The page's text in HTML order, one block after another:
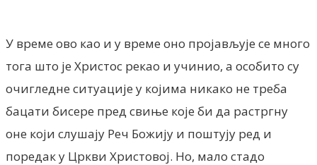
У време ово као и у време оно пројављује се много
тога што је Христос рекао и учинио, а особито су
очигледне ситуације у којима никако не треба
бацати бисере пред свиње које би да растргну
оне који слушају Реч Божију и поштују ред и
поредак у Цркви Христовој. Но, мало стадо